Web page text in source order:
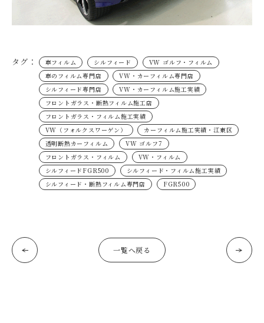
タグ： 車フィルム シルフィード
VW ゴルフ・フィルム
車のフィルム専門店
VW・カーフィルム専門店
シルフィード専門店
VW・カーフィルム施工実績
フロントガラス・断熱フィルム施工店
フロントガラス・フィルム施工実績
VW（フォルクスワーゲン）
カーフィルム施工実績・江東区
透明断熱カーフィルム
VW ゴルフ7
フロントガラス・フィルム
VW・フィルム
シルフィードFGR500
シルフィード・フィルム施工実績
シルフィード・断熱フィルム専門店
FGR500
一覧へ戻る